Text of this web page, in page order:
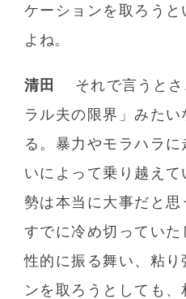
ケーションを取ろう
よね。
清田
それで言うと
ラル夫の限界」みた
る。暴力やモラハラ
いによって乗り越え
勢は本当に大事だと
すでに冷め切ってい
性的に振る舞い、粘り
ンを取ろうとしても